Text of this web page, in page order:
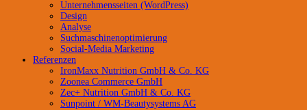
Unternehmensseiten (WordPress)
Design
Analyse
Suchmaschinenoptimierung
Social-Media Marketing
Referenzen
IronMaxx Nutrition GmbH & Co. KG
Zoonea Commerce GmbH
Zec+ Nutrition GmbH & Co. KG
Sunpoint / WM-Beautysystems AG